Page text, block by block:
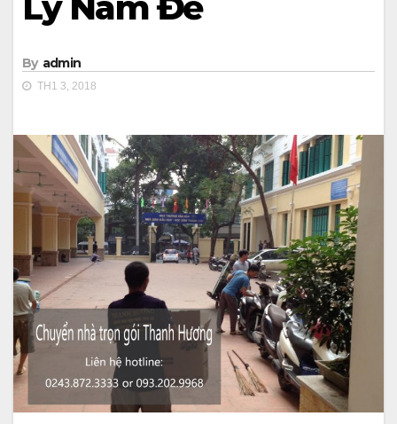
By admin
TH1 3, 2018